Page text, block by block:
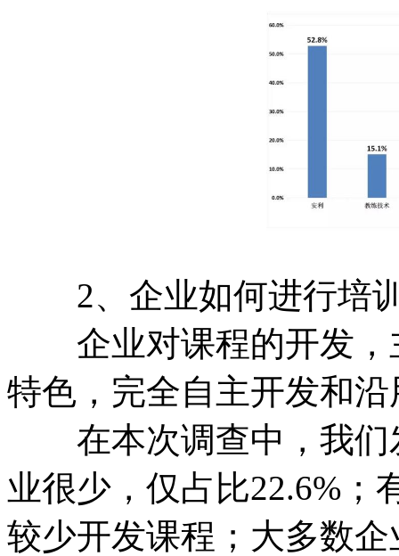
2、企业如何进行培
企业对课程的开发，
特色，完全自主开发和
在本次调查中，我们
业很少，仅占比22.6%；
较少开发课程；大多数